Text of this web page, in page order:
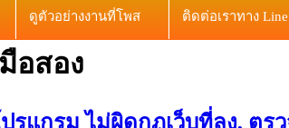
ดูตัวอย่างงานที่โพส ติดต่อเราทาง Line
อสอง
รแกรม ไม่ผิดกฏเว็บที่ลง, ตร